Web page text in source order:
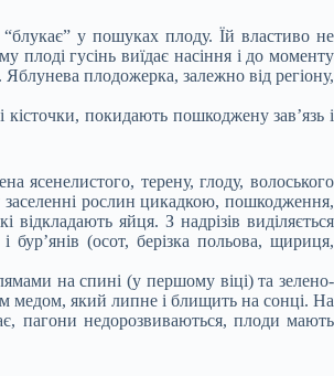
у пошуках плоду. Їй властиво не
гусінь виїдає насіння і до моменту
плодожерка, залежно від регіону,
покидають пошкоджену зав’язь і
ясенелистого, терену, глоду, волоського
рослин цикадкою, пошкодження,
яйця. З надрізів виділяється
(осот, берізка польова, щириця,
на спині (у першому віці) та зелено-
медом, який липне і блищить на сонці. На
пагони недорозвиваються, плоди мають